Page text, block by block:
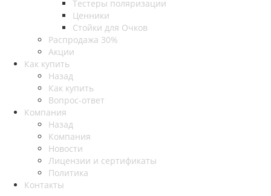
Тестеры поляризации
Ценники
Стойки для Очков
Распродажа 30%
Акции
Как купить
Назад
Как купить
Вопрос-ответ
Компания
Назад
Компания
Новости
Лицензии и сертификаты
Политика
Контакты